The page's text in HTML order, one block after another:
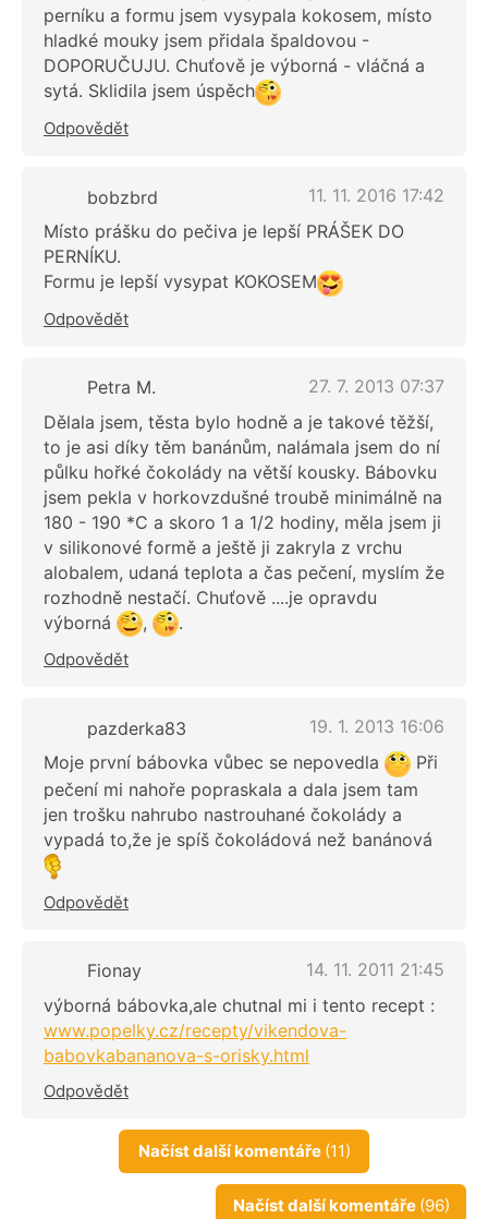
perníku a formu jsem vysypala kokosem, místo
hladké mouky jsem přidala špaldovou -
DOPORUČUJU. Chuťově je výborná - vláčná a
sytá. Sklidila jsem úspěch
Odpovědět
bobzbrd
11. 11. 2016 17:42
Místo prášku do pečiva je lepší PRÁŠEK DO
PERNÍKU.
Formu je lepší vysypat KOKOSEM
Odpovědět
Petra M.
27. 7. 2013 07:37
Dělala jsem, těsta bylo hodně a je takové těžší,
to je asi díky těm banánům, nalámala jsem do ní
půlku hořké čokolády na větší kousky. Bábovku
jsem pekla v horkovzdušné troubě minimálně na
180 - 190 *C a skoro 1 a 1/2 hodiny, měla jsem ji
v silikonové formě a ještě ji zakryla z vrchu
alobalem, udaná teplota a čas pečení, myslím že
rozhodně nestačí. Chuťově ....je opravdu
výborná
, .
Odpovědět
pazderka83
19. 1. 2013 16:06
Moje první bábovka vůbec se nepovedla
Při
pečení mi nahoře popraskala a dala jsem tam
jen trošku nahrubo nastrouhané čokolády a
vypadá to,že je spíš čokoládová než banánová
Odpovědět
Fionay
14. 11. 2011 21:45
výborná bábovka,ale chutnal mi i tento recept :
www.popelky.cz/recepty/vikendova-
babovkabananova-s-orisky.html
Odpovědět
Načíst další komentáře (11)
Načíst další komentáře (96)